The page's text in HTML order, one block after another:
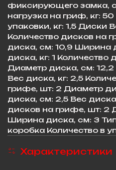
фиксирующего замка,
нагрузка на гриф, кг:
упаковки, кг: 1,5 Диски
Количество дисков на
диска, см: 10,9 Ширина
диска, кг: 1
Диаметр диска, см:
Вес диска, кг: 2,5
грифе, шт: 2 Диаметр
диска, см: 2,5 Вес
дисков на грифе, шт: 2
Ширина диска, см: 3
коробка Количество в
Характеристики